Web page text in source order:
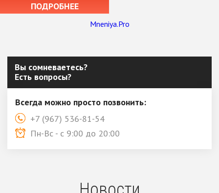
ПОДРОБНЕЕ
Mneniya.Pro
Вы сомневаетесь?
Есть вопросы?
Всегда можно просто позвонить:
+7 (967) 536-81-54
Пн-Вс - с 9:00 до 20:00